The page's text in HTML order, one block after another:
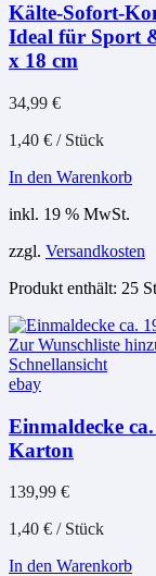
Kälte-Sofort-
Ideal für Sport
x 18 cm
34,99 €
1,40 € / Stück
In den Warenkorb
inkl. 19 % MwSt.
zzgl. Versandkosten
Produkt enthält: 25
Zur Wunschliste
Schnellansicht
ebay
Einmaldecke
Karton
139,99 €
1,40 € / Stück
In den Warenkorb